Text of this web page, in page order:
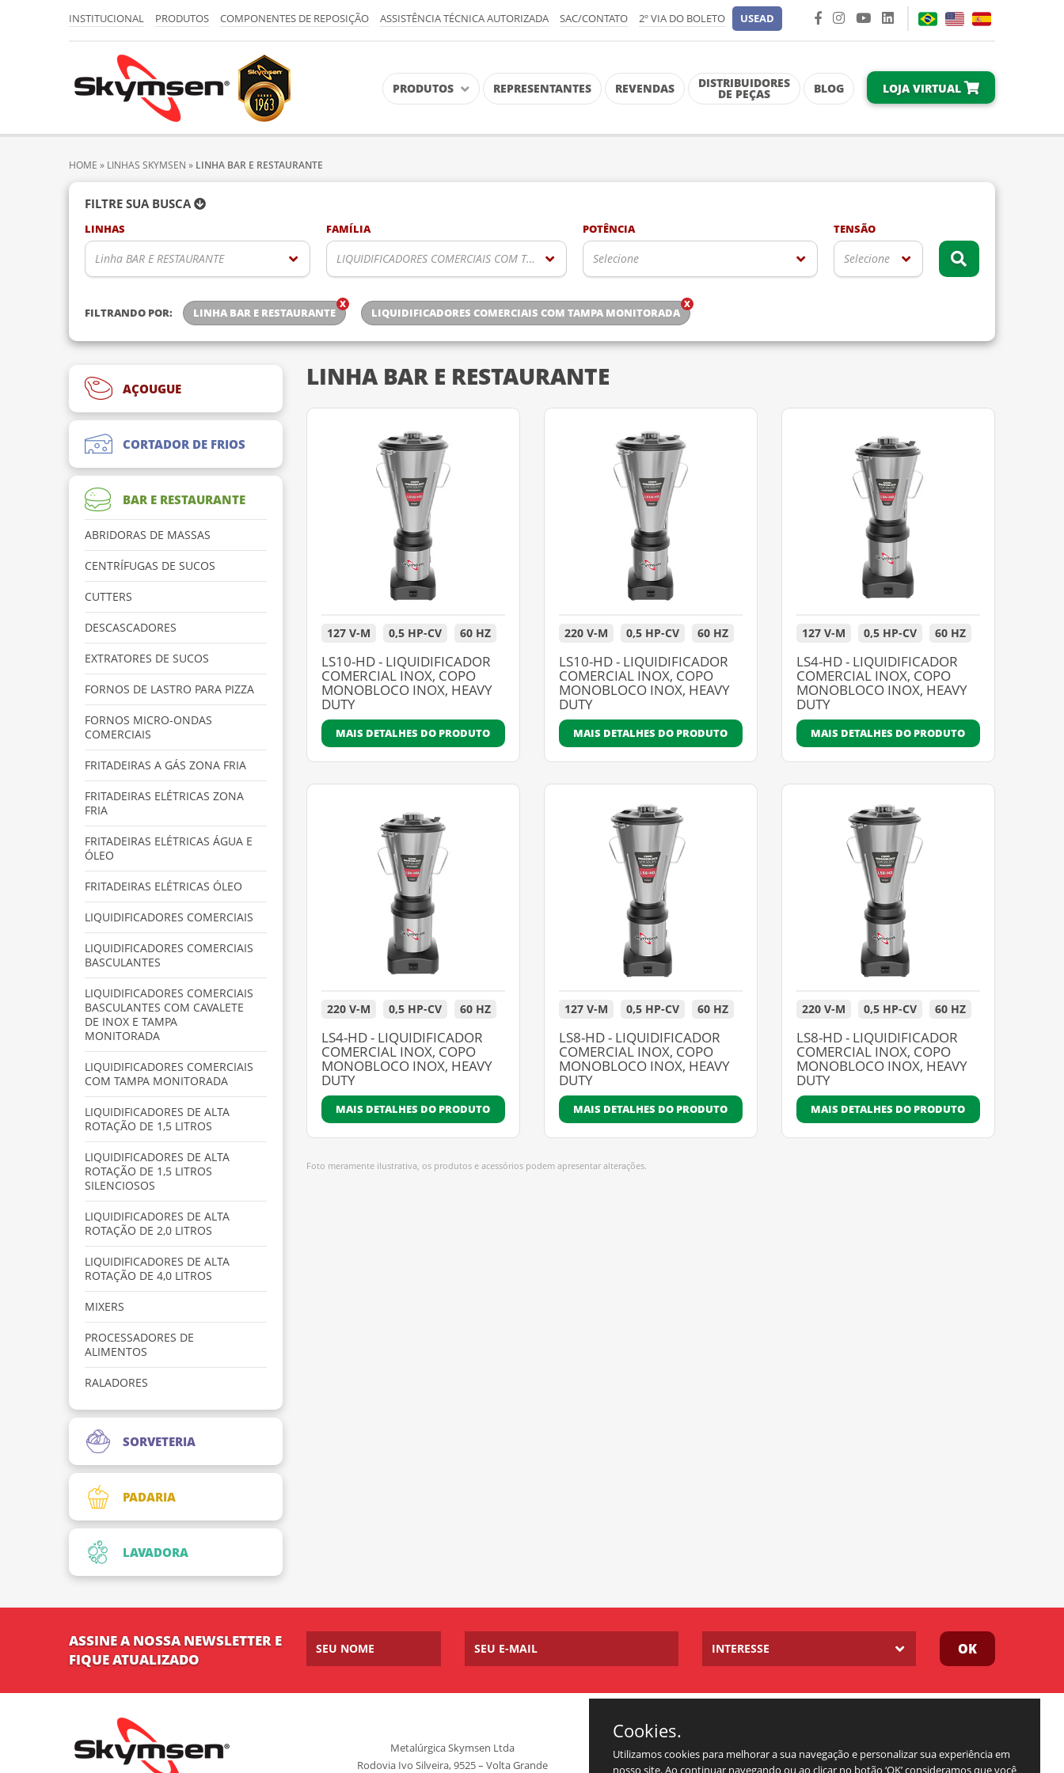
INSTITUCIONAL PRODUTOS COMPONENTES DE REPOSIÇÃO ASSISTÊNCIA TÉCNICA AUTORIZADA SAC/CONTATO 2º VIA DO BOLETO USEAD
PRODUTOS REPRESENTANTES REVENDAS DISTRIBUIDORES
DE PEÇAS BLOG LOJA VIRTUAL
HOME » LINHAS SKYMSEN » LINHA BAR E RESTAURANTE
FILTRE SUA BUSCA
LINHAS
Linha BAR E RESTAURANTE
FAMÍLIA
LIQUIDIFICADORES COMERCIAIS COM TAMPA MONITORADA
POTÊNCIA
Selecione
TENSÃO
Selecione
FILTRANDO POR: LINHA BAR E RESTAURANTE LIQUIDIFICADORES COMERCIAIS COM TAMPA MONITORADA
AÇOUGUE
CORTADOR DE FRIOS
BAR E RESTAURANTE
ABRIDORAS DE MASSAS
CENTRÍFUGAS DE SUCOS
CUTTERS
DESCASCADORES
EXTRATORES DE SUCOS
FORNOS DE LASTRO PARA PIZZA
FORNOS MICRO-ONDAS
COMERCIAIS
FRITADEIRAS A GÁS ZONA FRIA
FRITADEIRAS ELÉTRICAS ZONA
FRIA
FRITADEIRAS ELÉTRICAS ÁGUA E
ÓLEO
FRITADEIRAS ELÉTRICAS ÓLEO
LIQUIDIFICADORES COMERCIAIS
LIQUIDIFICADORES COMERCIAIS
BASCULANTES
LIQUIDIFICADORES COMERCIAIS
BASCULANTES COM CAVALETE
DE INOX E TAMPA
MONITORADA
LIQUIDIFICADORES COMERCIAIS
COM TAMPA MONITORADA
LIQUIDIFICADORES DE ALTA
ROTAÇÃO DE 1,5 LITROS
LIQUIDIFICADORES DE ALTA
ROTAÇÃO DE 1,5 LITROS
SILENCIOSOS
LIQUIDIFICADORES DE ALTA
ROTAÇÃO DE 2,0 LITROS
LIQUIDIFICADORES DE ALTA
ROTAÇÃO DE 4,0 LITROS
MIXERS
PROCESSADORES DE
ALIMENTOS
RALADORES
SORVETERIA
PADARIA
LAVADORA
LINHA BAR E RESTAURANTE
127 V-M 0,5 HP-CV 60 HZ
LS10-HD - LIQUIDIFICADOR
COMERCIAL INOX, COPO
MONOBLOCO INOX, HEAVY
DUTY
MAIS DETALHES DO PRODUTO
220 V-M 0,5 HP-CV 60 HZ
LS10-HD - LIQUIDIFICADOR
COMERCIAL INOX, COPO
MONOBLOCO INOX, HEAVY
DUTY
MAIS DETALHES DO PRODUTO
127 V-M 0,5 HP-CV 60 HZ
LS4-HD - LIQUIDIFICADOR
COMERCIAL INOX, COPO
MONOBLOCO INOX, HEAVY
DUTY
MAIS DETALHES DO PRODUTO
220 V-M 0,5 HP-CV 60 HZ
LS4-HD - LIQUIDIFICADOR
COMERCIAL INOX, COPO
MONOBLOCO INOX, HEAVY
DUTY
MAIS DETALHES DO PRODUTO
127 V-M 0,5 HP-CV 60 HZ
LS8-HD - LIQUIDIFICADOR
COMERCIAL INOX, COPO
MONOBLOCO INOX, HEAVY
DUTY
MAIS DETALHES DO PRODUTO
220 V-M 0,5 HP-CV 60 HZ
LS8-HD - LIQUIDIFICADOR
COMERCIAL INOX, COPO
MONOBLOCO INOX, HEAVY
DUTY
MAIS DETALHES DO PRODUTO
Foto meramente ilustrativa, os produtos e acessórios podem apresentar alterações.
ASSINE A NOSSA NEWSLETTER E
FIQUE ATUALIZADO
INTERESSE OK
Metalúrgica Skymsen Ltda
Rodovia Ivo Silveira, 9525 – Volta Grande
Cookies.
Utilizamos cookies para melhorar a sua navegação e personalizar sua experiência em
nosso site. Ao continuar navegando ou ao clicar no botão ‘OK’ consideramos que você